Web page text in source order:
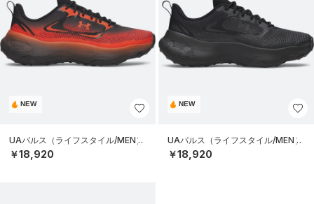
NEW
UAパルス（ライフスタイル/MEN）
￥18,920
NEW
UAパルス（ライフスタイル/MEN）
￥18,920